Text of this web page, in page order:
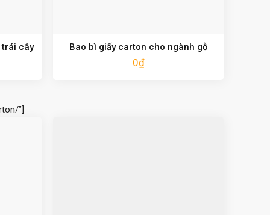
cây Bao bì giấy carton cho ngành gỗ
0₫
”]